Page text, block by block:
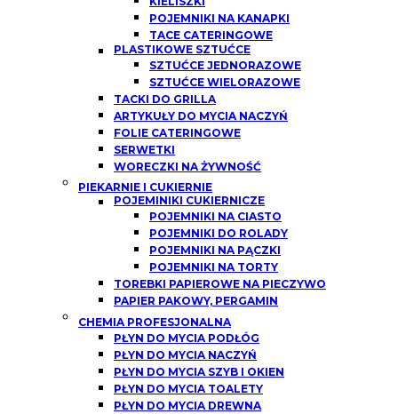
POJEMNIKI NA KANAPKI
TACE CATERINGOWE
PLASTIKOWE SZTUĆCE
SZTUĆCE JEDNORAZOWE
SZTUĆCE WIELORAZOWE
TACKI DO GRILLA
ARTYKUŁY DO MYCIA NACZYŃ
FOLIE CATERINGOWE
SERWETKI
WORECZKI NA ŻYWNOŚĆ
PIEKARNIE I CUKIERNIE
POJEMINIKI CUKIERNICZE
POJEMNIKI NA CIASTO
POJEMNIKI DO ROLADY
POJEMNIKI NA PĄCZKI
POJEMNIKI NA TORTY
TOREBKI PAPIEROWE NA PIECZYWO
PAPIER PAKOWY, PERGAMIN
CHEMIA PROFESJONALNA
PŁYN DO MYCIA PODŁÓG
PŁYN DO MYCIA NACZYŃ
PŁYN DO MYCIA SZYB I OKIEN
PŁYN DO MYCIA TOALETY
PŁYN DO MYCIA DREWNA